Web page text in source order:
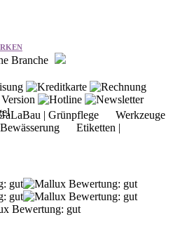
Branche
| Grünpflege Werkzeuge
Etiketten |